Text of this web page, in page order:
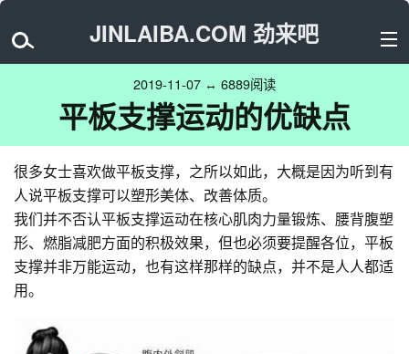
JINLAIBA.COM 劲来吧
2019-11-07 ↔ 6889阅读
平板支撑运动的优缺点
很多女士喜欢做平板支撑，之所以如此，大概是因为听到有
人说平板支撑可以塑形美体、改善体质。
我们并不否认平板支撑运动在核心肌肉力量锻炼、腰背腹塑
形、燃脂减肥方面的积极效果，但也必须要提醒各位，平板
支撑并非万能运动，也有这样那样的缺点，并不是人人都适
用。